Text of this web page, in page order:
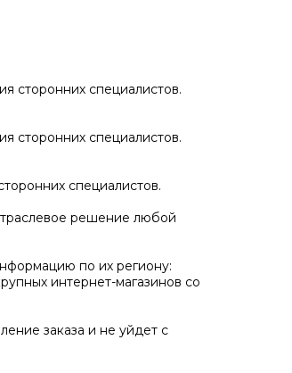
сторонних специалистов.
сторонних специалистов.
специалистов.
решение любой
по их региону:
интернет-магазинов со
заказа и не уйдет с